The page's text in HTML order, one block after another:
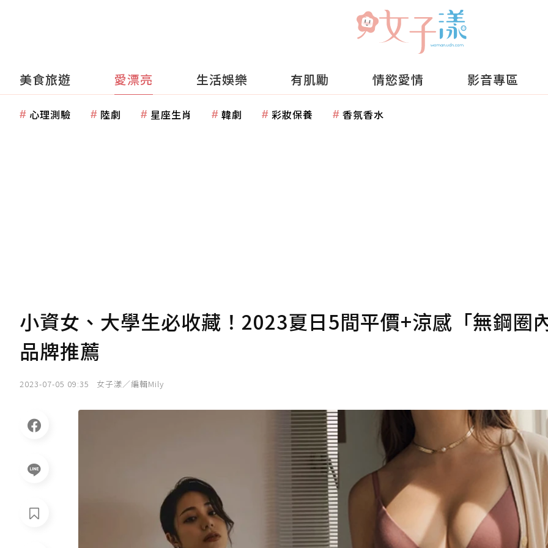
美食旅遊 愛漂亮 生活娛樂 有肌勵 情慾愛情 影音專區
心理測驗 陸劇 星座生肖 韓劇 彩妝保養 香氛香水
小資女、大學生必收藏！2023夏日5間平價+涼感「無鋼圈
品牌推薦
2023-07-05 09:35 女子漾／編輯Mily